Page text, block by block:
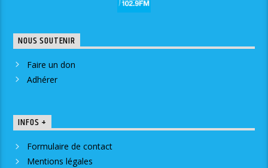
NOUS SOUTENIR
Faire un don
Adhérer
INFOS +
Formulaire de contact
Mentions légales